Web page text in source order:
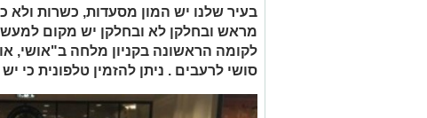
בעיר שלנו יש המון מסעדות, כשרות ולא
מראש ובחלקן לא ובחלקן יש מקום
לקומה הראשונה בקניון מלחה ב"אושי,
סושי לרעבים . ניתן להזמין טלפונית כי